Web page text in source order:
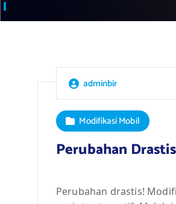
adminbir
Modifikasi Mobil
Perubahan
Perubahan drastis!